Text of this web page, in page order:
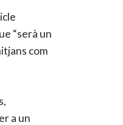
“serà un
com
a un